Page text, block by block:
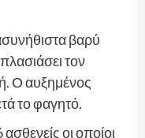
βαρύ
τον
Ο αυξημένος
το φαγητό.
οι οποίοι